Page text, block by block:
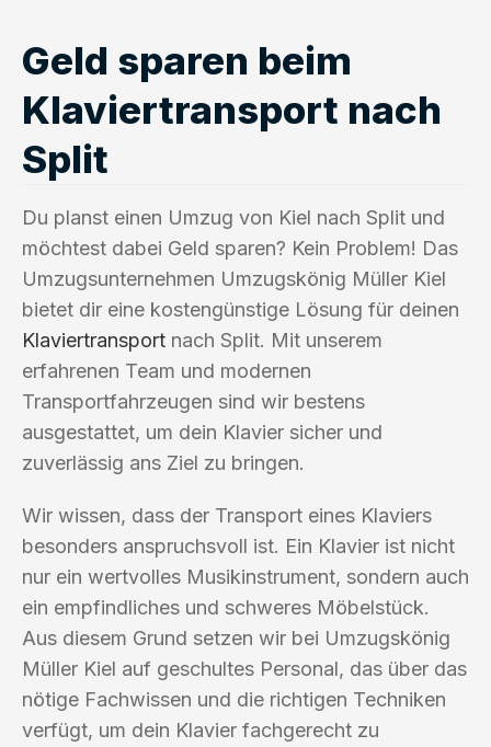
Geld sparen beim
Klaviertransport nach
Split
Du planst einen Umzug von Kiel nach Split und
möchtest dabei Geld sparen? Kein Problem! Das
Umzugsunternehmen Umzugskönig Müller Kiel
bietet dir eine kostengünstige Lösung für deinen
Klaviertransport nach Split. Mit unserem
erfahrenen Team und modernen
Transportfahrzeugen sind wir bestens
ausgestattet, um dein Klavier sicher und
zuverlässig ans Ziel zu bringen.
Wir wissen, dass der Transport eines Klaviers
besonders anspruchsvoll ist. Ein Klavier ist nicht
nur ein wertvolles Musikinstrument, sondern auch
ein empfindliches und schweres Möbelstück.
Aus diesem Grund setzen wir bei Umzugskönig
Müller Kiel auf geschultes Personal, das über das
nötige Fachwissen und die richtigen Techniken
verfügt, um dein Klavier fachgerecht zu